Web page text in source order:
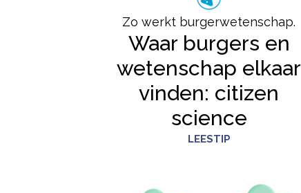
Zo werkt burgerwetenschap.
Waar burgers en
wetenschap elkaar
vinden: citizen
science
LEESTIP